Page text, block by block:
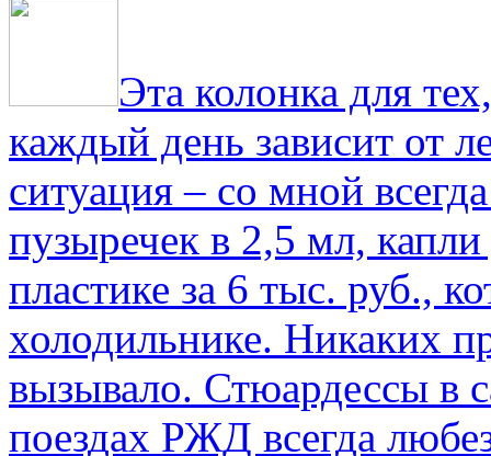
Эта колонка для
каждый день зависит от
ситуация – со мной
пузыречек в 2,5 мл,
пластике за 6 тыс. руб.,
холодильнике. Никаких
вызывало. Стюардессы в
поездах РЖД всегда